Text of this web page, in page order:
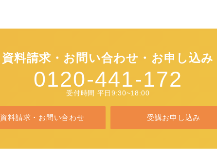
資料請求・お問い合わせ・お申し込み
0120-441-172
受付時間 平日9:30~18:00
資料請求・お問い合わせ 受講お申し込み